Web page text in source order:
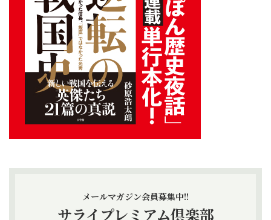
メールマガジン会員募集中!!
サライプレミアム倶楽部